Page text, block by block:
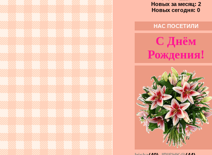
Новых за месяц: 2
Новых сегодня: 0
НАС ПОСЕТИЛИ
С Днём
Рождения!